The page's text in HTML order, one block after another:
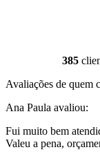
385
Avaliações de quem
Ana Paula avaliou:
Fui muito bem
Valeu a pena,